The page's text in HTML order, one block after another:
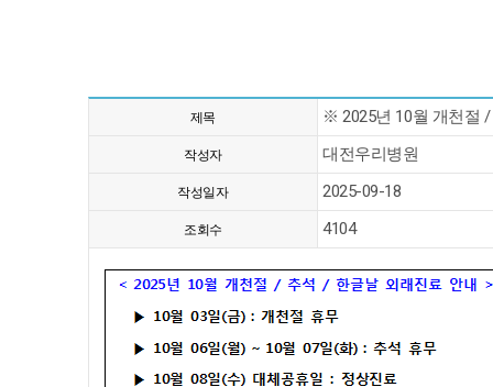
제목 ※ 2025년 10월 개천절
작성자 대전우리병원
작성일자 2025-09-18
조회수 4104